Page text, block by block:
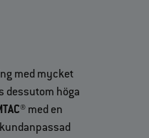
med mycket
dessutom höga
med en